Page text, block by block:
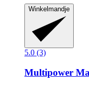
Winkelmandje
5.0 (3)
Multipower